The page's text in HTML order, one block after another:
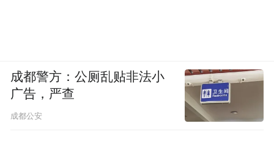
成都警方：公厕乱贴非法小
广告，严查
成都公安